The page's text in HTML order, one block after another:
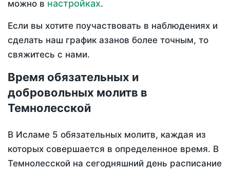
можно в настройках.
Если вы хотите поучаствовать в наблюдениях и
сделать наш график азанов более точным, то
свяжитесь с нами.
Время обязательных и
добровольных молитв в
Темнолесской
В Исламе 5 обязательных молитв, каждая из
которых совершается в определенное время. В
Темнолесской на сегодняшний день расписание